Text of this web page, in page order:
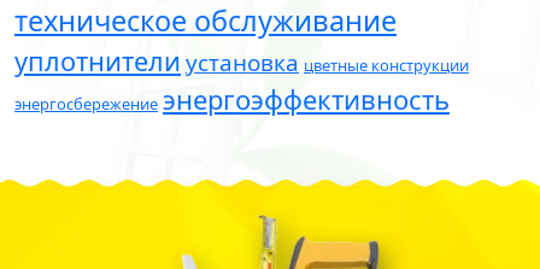
техническое обслуживание
уплотнители установка цветные конструкции
энергосбережение энергоэффективность